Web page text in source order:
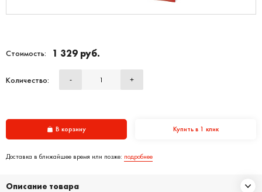
Стоимость: 1 329 руб.
Количество: - +
В корзину Купить в 1 клик
Доставка в ближайшее время или позже: подробнее
Описание товара